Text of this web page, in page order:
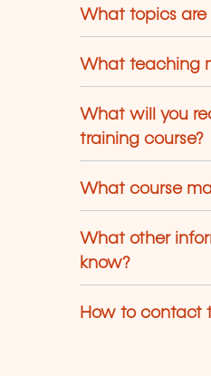
What topics are
What teaching
What will you
training course?
What course
What other
know?
How to contact